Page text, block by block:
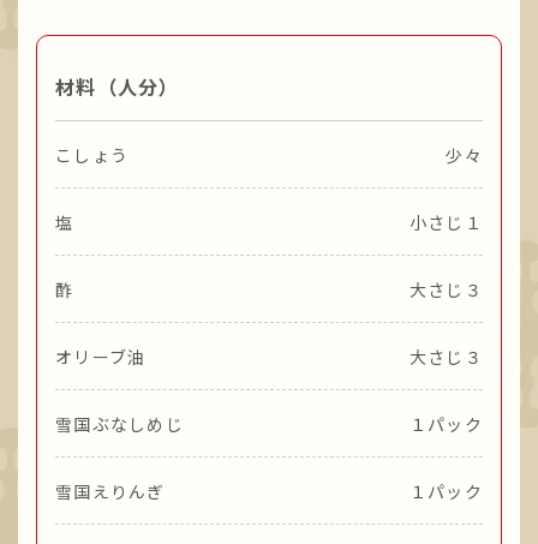
材料（人分）
こしょう 少々
塩 小さじ１
酢 大さじ３
オリーブ油 大さじ３
雪国ぶなしめじ １パック
雪国えりんぎ １パック